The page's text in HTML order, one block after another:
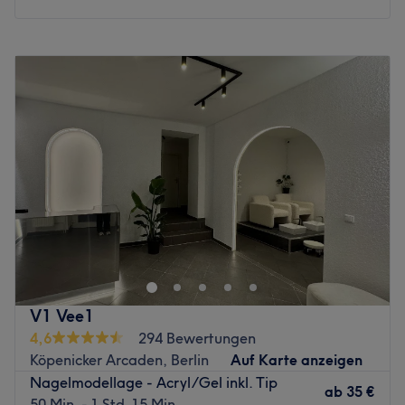
den Aufenthalt dann umso schöner. Hier kann man mal
wieder richtig entspannen und sich rundum verwöhnen
Designs oder auffallend, trendigen Farben.
Zurück zur Salonansicht
19:00
Donnerstag
Freitag
09:30
Samstag
15:00
Geschlossen
Köpenicker mit der Sehnsucht nach traumhaft schönen
Nägel können nun bei Bamboo Spa & G-K Nails ihre
verrücktesten Nagelträume erfüllen. Warum buchst du
jetzt die nächste Behandlung nicht online über Treatwell
und tust deinen Nägeln etwas Gutes? Wähle deinen
Wunschtermin und -behandlung aus und schon kannst du
dich zurücklehnen!
Mitten in der Altstadt von Köpenick, in der ruhigen
V1 Vee1
4,6
294 Bewertungen
Köpenicker Arcaden, Berlin
Auf Karte anzeigen
Nagelmodellage - Acryl/Gel inkl. Tip
ab 35 €